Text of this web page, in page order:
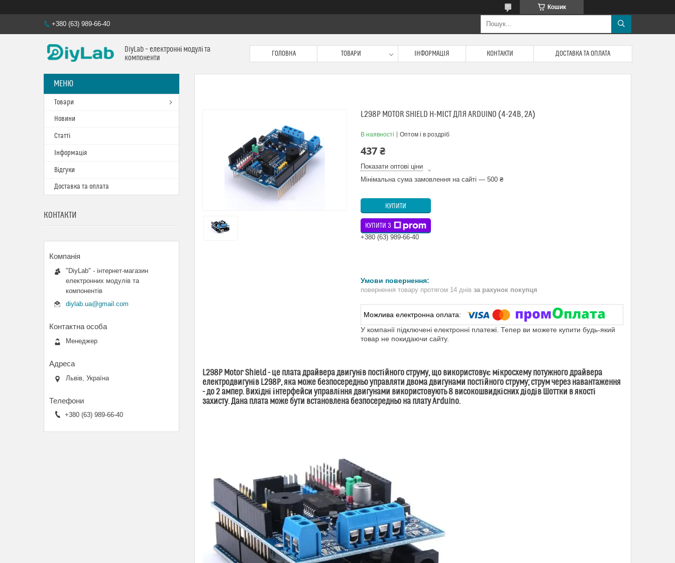
Кошик
+380 (63) 989-66-40
DiyLab – електронні модулі та
компоненти
ГОЛОВНА ТОВАРИ ІНФОРМАЦІЯ КОНТАКТИ ДОСТАВКА ТА ОПЛАТА
L298P MOTOR SHIELD H-МІСТ ДЛЯ ARDUINO (4-24В, 2А)
В наявності Оптом і в роздріб
437 ₴
Показати оптові ціни
Мінімальна сума замовлення на сайті — 500 ₴
КУПИТИ
КУПИТИ З
+380 (63) 989-66-40
повернення товару протягом 14 днів за рахунок покупця
У компанії підключені електронні платежі. Тепер ви можете купити будь-який
товар не покидаючи сайту.
L298P Motor Shield- це плата драйвера двигунів постійного струму, що використовує мікросхему потужного драйвера
електродвигунів L298P, яка може безпосередньо управляти двома двигунами постійного струму; струм через навантаження
- до 2 ампер. Вихідні інтерфейси управління двигунами використовують 8 високошвидкісних діодів Шоттки в якості
захисту. Дана плата може бути встановлена безпосередньо на плату Arduino.
Товари
Новини
Статті
Інформація
Відгуки
Доставка та оплата
КОНТАКТИ
"DiyLab" - інтернет-магазин
електронних модулів та
компонентів
diylab.ua@gmail.com
Менеджер
Львів, Україна
+380 (63) 989-66-40